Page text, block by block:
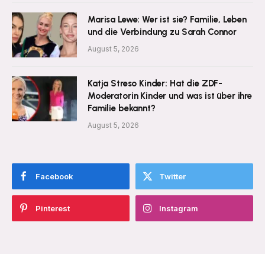
Marisa Lewe: Wer ist sie? Familie, Leben
und die Verbindung zu Sarah Connor
August 5, 2026
Katja Streso Kinder: Hat die ZDF-
Moderatorin Kinder und was ist über ihre
Familie bekannt?
August 5, 2026
Facebook Twitter
Pinterest Instagram